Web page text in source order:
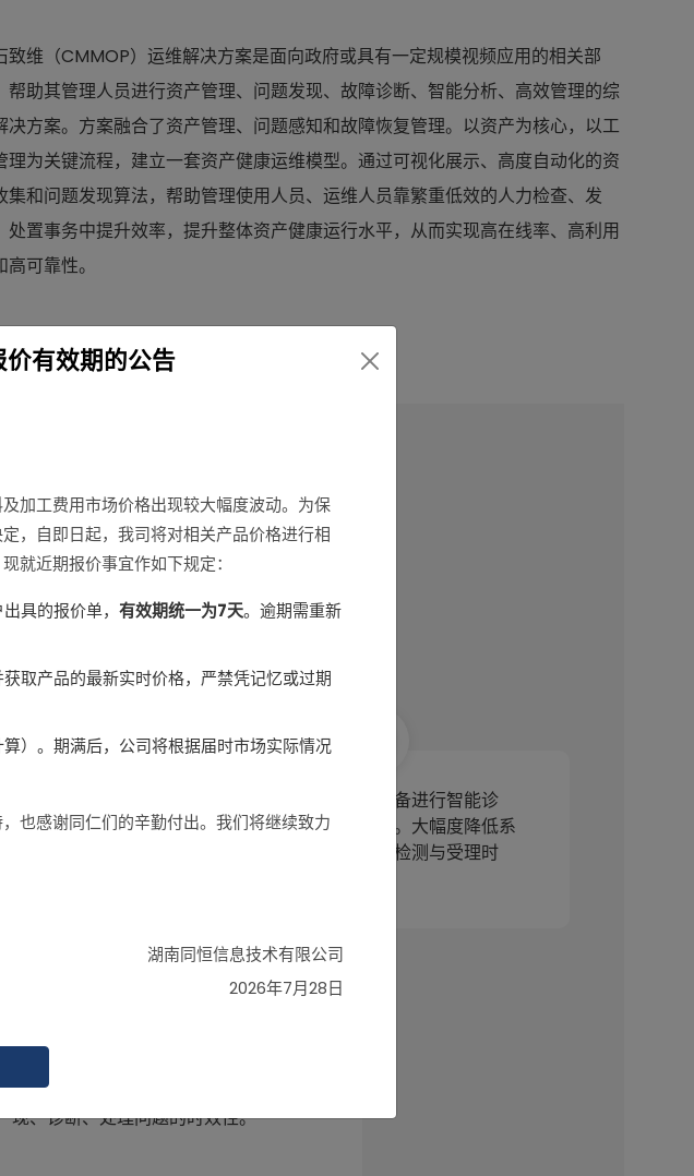
致维（CMMOP）运维解决方案是面向政府或具有一定规模视频应用的相关部
帮助其管理人员进行资产管理、问题发现、故障诊断、智能分析、高效管理的综
决方案。方案融合了资产管理、问题感知和故障恢复管理。以资产为核心，以工
理为关键流程，建立一套资产健康运维模型。通过可视化展示、高度自动化的资
集和问题发现算法，帮助管理使用人员、运维人员靠繁重低效的人力检查、发
处置事务中提升效率，提升整体资产健康运行水平，从而实现高在线率、高利用
高可靠性。
出资产健康
实时对所有节点和端设备进行智能诊
断，发现异常立即报警。大幅度降低系
统故障，缩短系统故障检测与受理时
PC端+移动App数据双向交互，提高发
现、诊断、处理问题的时效性。
有效期的公告
加工费用市场价格出现较大幅度波动。为保
，自即日起，我司将对相关产品价格进行相
就近期报价事宜作如下规定：
具的报价单， 有效期统一为7天。逾期需重新
取产品的最新实时价格，严禁凭记忆或过期
算）。期满后，公司将根据届时市场实际情况
也感谢同仁们的辛勤付出。我们将继续致力
湖南同恒信息技术有限公司
2026年7月28日